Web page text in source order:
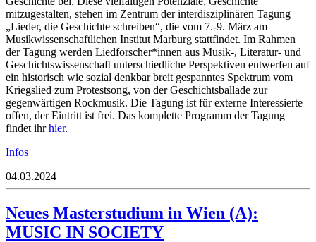
mitzugestalten, stehen im Zentrum der interdisziplinären Tagung
„Lieder, die Geschichte schreiben“, die vom 7.-9. März am
Musikwissenschaftlichen Institut Marburg stattfindet. Im Rahmen
der Tagung werden Liedforscher*innen aus Musik-, Literatur- und
Geschichtswissenschaft unterschiedliche Perspektiven entwerfen auf
ein historisch wie sozial denkbar breit gespanntes Spektrum vom
Kriegslied zum Protestsong, von der Geschichtsballade zur
gegenwärtigen Rockmusik. Die Tagung ist für externe Interessierte
offen, der Eintritt ist frei. Das komplette Programm der Tagung
findet ihrhier.
Infos
04.03.2024
Neues Masterstudium in Wien (A):
MUSIC IN SOCIETY